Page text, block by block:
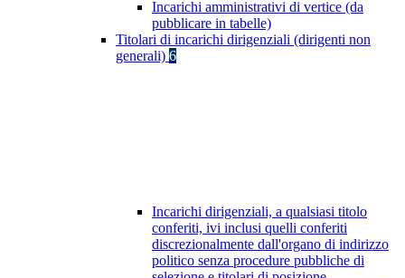
Incarichi amministrativi di vertice (da
pubblicare in tabelle)
Titolari di incarichi dirigenziali (dirigenti non
generali) 6
Incarichi dirigenziali, a qualsiasi titolo
conferiti, ivi inclusi quelli conferiti
discrezionalmente dall'organo di indirizzo
politico senza procedure pubbliche di